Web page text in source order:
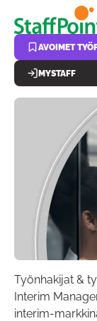
Hyppää
AVOIMET
MYSTAFF
Työnhakijat &
Interim
interim-